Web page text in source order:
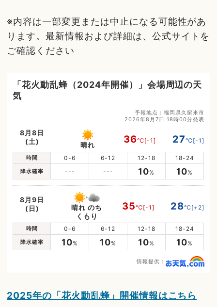
※内容は一部変更または中止になる可能性があ
ります。最新情報および詳細は、公式サイトを
ご確認ください
「花火動乱蜂（2024年開催）」会場周辺の天
気
予報地点：福岡県久留米市
2026年8月7日 18時00分発表
8月8日
(土)
晴れ 36℃[-1] 27℃[-1]
時間 0-6 6-12 12-18 18-24
降水確率 --- --- 10% 10%
8月9日
(日)
晴れ のち
くもり
35℃[-1] 28℃[+2]
時間 0-6 6-12 12-18 18-24
降水確率 10% 10% 10% 10%
情報提供：
2025年の「花火動乱蜂」開催情報はこちら